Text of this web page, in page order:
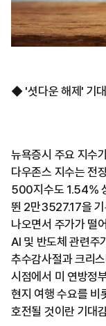
◆ '셧다운 해제' 기
뉴욕증시 주요 지수
다우존스 지수는
500지수도 1.54%
뛴 2만3527.17을 기
나오면서 주가가 떨
AI 및 반도체 관련주
추수감사절과 크리
시점에서 미 연방정
현지 여행 수요를 비
호전될 것이란 기대